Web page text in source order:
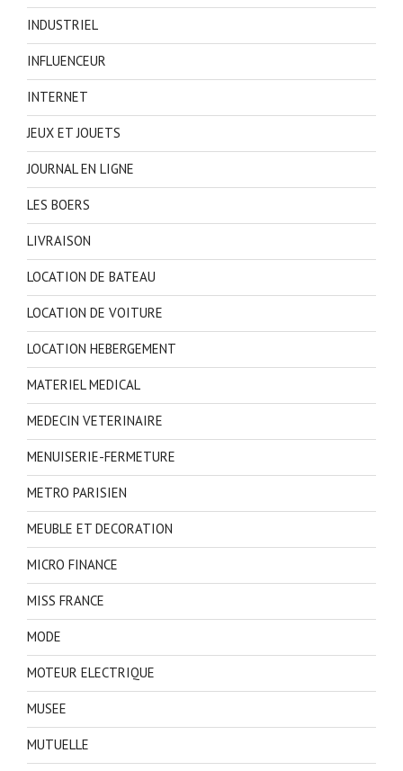
INDUSTRIEL
INFLUENCEUR
INTERNET
JEUX ET JOUETS
JOURNAL EN LIGNE
LES BOERS
LIVRAISON
LOCATION DE BATEAU
LOCATION DE VOITURE
LOCATION HEBERGEMENT
MATERIEL MEDICAL
MEDECIN VETERINAIRE
MENUISERIE-FERMETURE
METRO PARISIEN
MEUBLE ET DECORATION
MICRO FINANCE
MISS FRANCE
MODE
MOTEUR ELECTRIQUE
MUSEE
MUTUELLE